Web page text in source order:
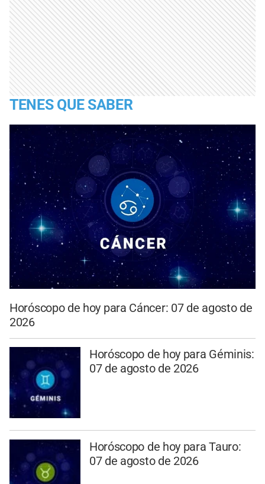
TENES QUE SABER
Horóscopo de hoy para Cáncer: 07 de agosto de
2026
Horóscopo de hoy para Géminis:
07 de agosto de 2026
Horóscopo de hoy para Tauro:
07 de agosto de 2026